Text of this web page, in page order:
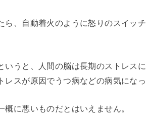
ら、自動着火のように怒りのスイッ
いうと、人間の脳は長期のストレス
レスが原因でうつ病などの病気にな
概に悪いものだとはいえません。